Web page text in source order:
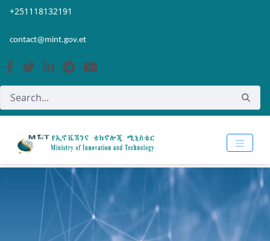
Skip to Main Content
Open Accessibility Menu
+251118132191
contact@mint.gov.et